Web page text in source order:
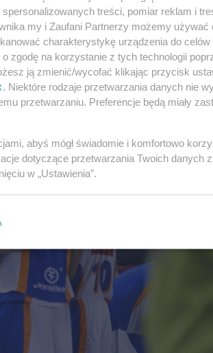
minutach zaliczył na swoim koncie
treści, pomiar reklam i
my i Zaufani Partnerzy możemy używać
charakterystykę urządzenia do celów
zgodę na korzystanie z tych technologii
ją zmienić/wycofać klikając przycisk
. Niektóre rodzaje przetwarzania danych nie
przetwarzaniu. Preferencje będą miały
abyś mógł świadomie i komfortowo
dotyczące przetwarzania Twoich danych
w „Ustawienia”.